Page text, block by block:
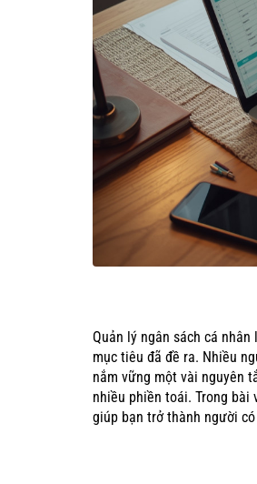
Quản lý ngân sách cá
mục tiêu đã đề ra. Nhiều
nắm vững một vài nguyên
nhiều phiền toái. Trong bài
giúp bạn trở thành người